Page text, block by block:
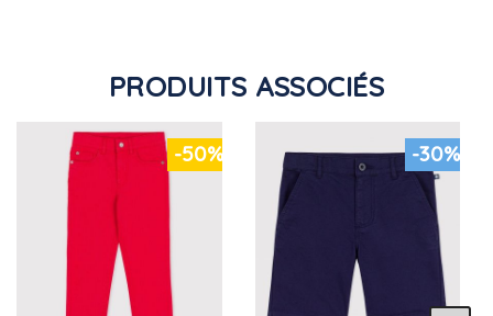
PRODUITS ASSOCIÉS
-50% -30%